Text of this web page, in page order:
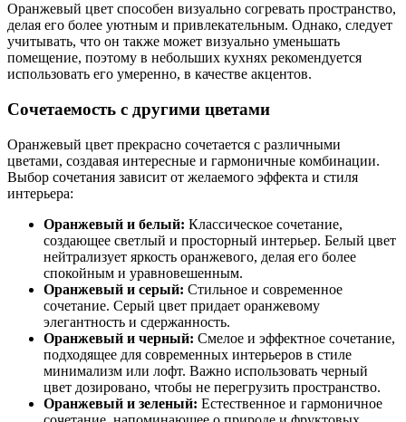
Оранжевый цвет способен визуально согревать пространство,
делая его более уютным и привлекательным. Однако, следует
учитывать, что он также может визуально уменьшать
помещение, поэтому в небольших кухнях рекомендуется
использовать его умеренно, в качестве акцентов.
Сочетаемость с другими цветами
Оранжевый цвет прекрасно сочетается с различными
цветами, создавая интересные и гармоничные комбинации.
Выбор сочетания зависит от желаемого эффекта и стиля
интерьера:
Оранжевый и белый: Классическое сочетание,
создающее светлый и просторный интерьер. Белый цвет
нейтрализует яркость оранжевого, делая его более
спокойным и уравновешенным.
Оранжевый и серый: Стильное и современное
сочетание. Серый цвет придает оранжевому
элегантность и сдержанность.
Оранжевый и черный: Смелое и эффектное сочетание,
подходящее для современных интерьеров в стиле
минимализм или лофт. Важно использовать черный
цвет дозировано, чтобы не перегрузить пространство.
Оранжевый и зеленый: Естественное и гармоничное